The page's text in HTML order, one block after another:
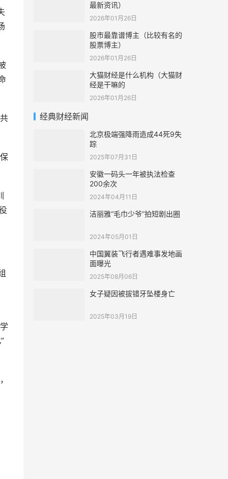
最新资讯）
2026年01月26日
股市最靠谱博主（比较有名的
股票博主）
2026年01月26日
大猫财经是什么机构（大猫财
经是干嘛的
2026年01月26日
经典财经新闻
北京极端强降雨造成44死9失
踪
2025年07月31日
安徽一码头一年被执法检查
200余次
2024年04月11日
洁丽雅“毛巾少爷”拍短剧出圈
2024年05月01日
中国翼装飞行者遇难事发地画
面曝光
2025年08月06日
女子疑因被拔错牙坠楼身亡
2025年03月19日